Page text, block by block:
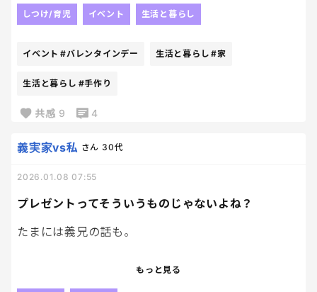
娘が産まれてからバレンタインをしっかりやる事に
もしっかり行う。
面倒い、、、
去年までは、男子チームもホワイトデーは手作りで
す？？？🥹
しつけ/育児 イベント 生活と暮らし
イベント #バレンタインデー 生活と暮らし #家
生活と暮らし #手作り
共感 9 4
プレゼントってそういうものじゃないよね？
義実家vs私 さん 30代
2026.01.08 07:55
たまには義兄の話も。
義実家に行っても、部屋にこもりきりで
もっと見る